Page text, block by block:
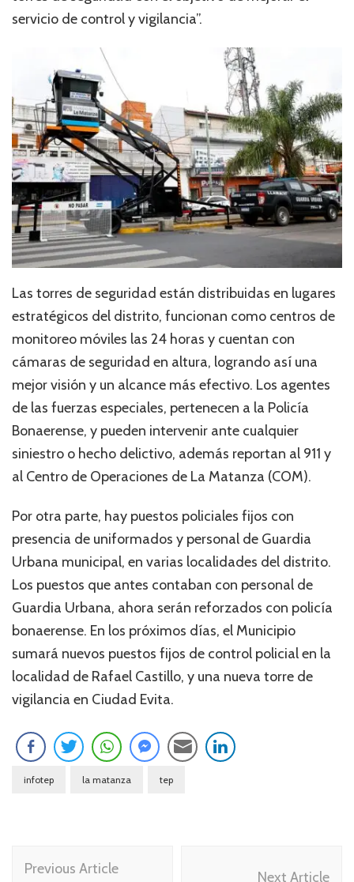
servicio de control y vigilancia”.
Las torres de seguridad están distribuidas en lugares
estratégicos del distrito, funcionan como centros de
monitoreo móviles las 24 horas y cuentan con
cámaras de seguridad en altura, logrando así una
mejor visión y un alcance más efectivo. Los agentes
de las fuerzas especiales, pertenecen a la Policía
Bonaerense, y pueden intervenir ante cualquier
siniestro o hecho delictivo, además reportan al 911 y
al Centro de Operaciones de La Matanza (COM).
Por otra parte, hay puestos policiales fijos con
presencia de uniformados y personal de Guardia
Urbana municipal, en varias localidades del distrito.
Los puestos que antes contaban con personal de
Guardia Urbana, ahora serán reforzados con policía
bonaerense. En los próximos días, el Municipio
sumará nuevos puestos fijos de control policial en la
localidad de Rafael Castillo, y una nueva torre de
vigilancia en Ciudad Evita.
infotep la matanza tep
Navegación
Previous Article
Next Article